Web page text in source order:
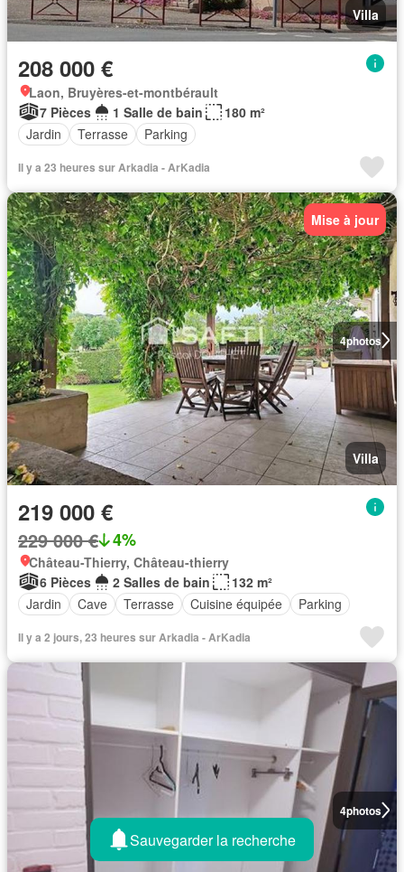
Villa
208 000 €
Laon, Bruyères-et-montbérault
7 Pièces
1 Salle de bain
180 m²
Jardin
Terrasse Parking
Il y a 23 heures sur Arkadia - ArKadia
4photos
Mise à jour
Villa
219 000 €
229 000 € 4%
Château-Thierry, Château-thierry
6 Pièces
2 Salles de bain
132 m²
Jardin
Cave Terrasse Cuisine équipée Parking
Il y a 2 jours, 23 heures sur Arkadia - ArKadia
4photos
Sauvegarder la recherche